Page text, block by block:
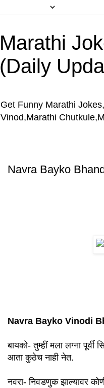
Marathi
(Daily
Get Funny Marathi
Vinod,Marathi
Navra Bayko
Navra Bayko Vinodi
बायको- तुम्हीं मला लग्ना
आता कुठेच नाही नेत.
नवरा- निवडणुक झाल्यावर